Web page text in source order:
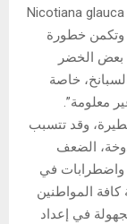
المادة هو دخول أوراق نبتة برّية سامّة من نوع Nicotiana glauca
وتكمن خطورة
بعض الخضر
خاصة
معلومة”.
وقد تتسبب
الضعف
واضطرابات في
المواطنين
في إعداد